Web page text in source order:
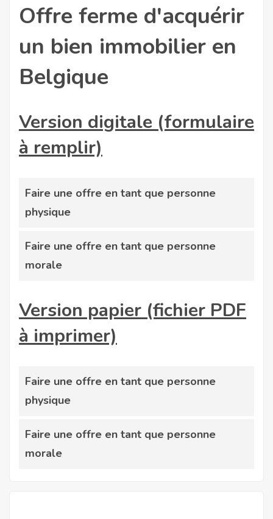
Offre ferme d'acquérir
un bien immobilier en
Belgique
Version digitale (formulaire
à remplir)
Faire une offre en tant que personne
physique
Faire une offre en tant que personne
morale
Version papier (fichier PDF
à imprimer)
Faire une offre en tant que personne
physique
Faire une offre en tant que personne
morale